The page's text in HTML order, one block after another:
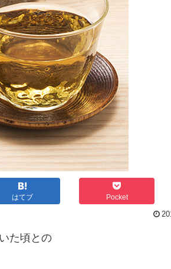
はてブ Pocket
た頃との